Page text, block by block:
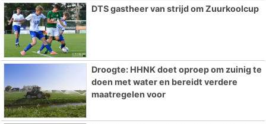
DTS gastheer van strijd om Zuurkoolcup
Droogte: HHNK doet oproep om zuinig te
doen met water en bereidt verdere
maatregelen voor